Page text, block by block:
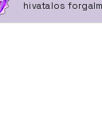
hivatalos